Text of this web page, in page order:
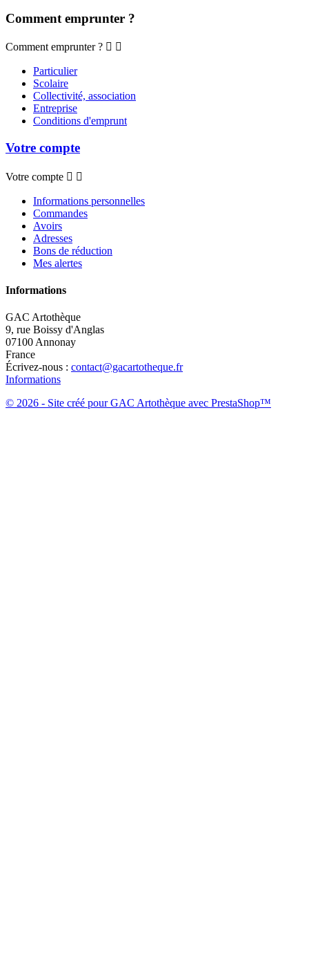
Comment emprunter ?
Comment emprunter ?  
Particulier
Scolaire
Collectivité, association
Entreprise
Conditions d'emprunt
Votre compte
Votre compte  
Informations personnelles
Commandes
Avoirs
Adresses
Bons de réduction
Mes alertes
Informations
GAC Artothèque
9, rue Boissy d'Anglas
07100 Annonay
France
Écrivez-nous : contact@gacartotheque.fr
Informations
© 2026 - Site créé pour GAC Artothèque avec PrestaShop™